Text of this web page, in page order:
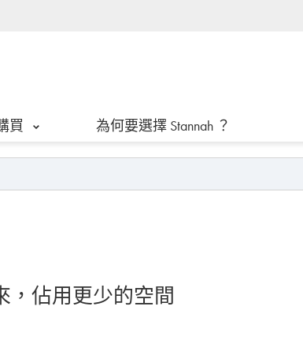
買 為何要選擇 Stannah ？
，佔用更少的空間